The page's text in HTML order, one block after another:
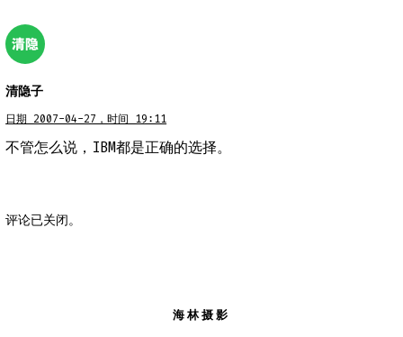
清隐子
日期 2007-04-27，时间 19:11
不管怎么说，IBM都是正确的选择。
评论已关闭。
海林摄影